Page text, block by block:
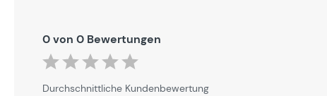
0 von 0 Bewertungen
Durchschnittliche Bewertung von 0 von 5 Sternen
Durchschnittliche Kundenbewertung